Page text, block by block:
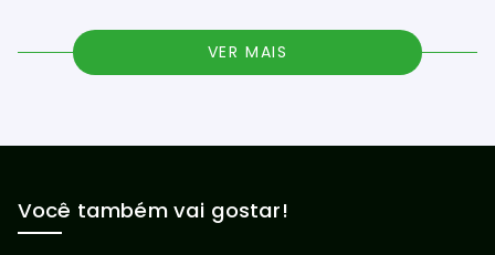
VER MAIS
Você também vai gostar!